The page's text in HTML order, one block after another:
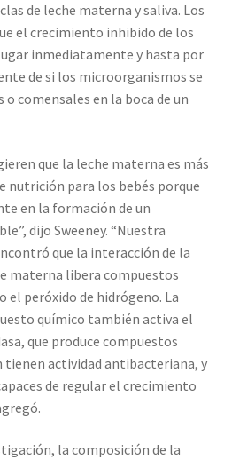
de leche materna y saliva. Los
el crecimiento inhibido de los
inmediatamente y hasta por
de si los microorganismos se
comensales en la boca de un
que la leche materna es más
nutrición para los bebés porque
en la formación de un
dijo Sweeney. “Nuestra
que la interacción de la
materna libera compuestos
peróxido de hidrógeno. La
químico también activa el
que produce compuestos
tienen actividad antibacteriana, y
de regular el crecimiento
la composición de la